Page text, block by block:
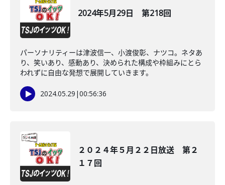
2024年5月29日 第218回
パーソナリティーは津波信一、小渡俊彰、ナツコ。ネタあ
り、笑いあり、感動あり、決められた構成や枠組みにとら
われずに自由な発想で展開していきます。
2024.05.29 |00:56:36
２０２４年５月２２日放送 第２
１７回